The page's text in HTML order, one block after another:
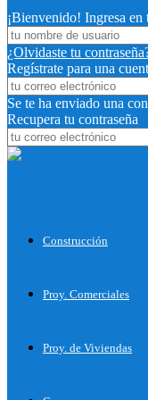
¡Bienvenido! Ingresa en
¿Olvidaste tu
Regístrate para una
Se te ha enviado una
Recupera tu contraseña
Construcción
Proy. Comerciales
Proy. de Viviendas